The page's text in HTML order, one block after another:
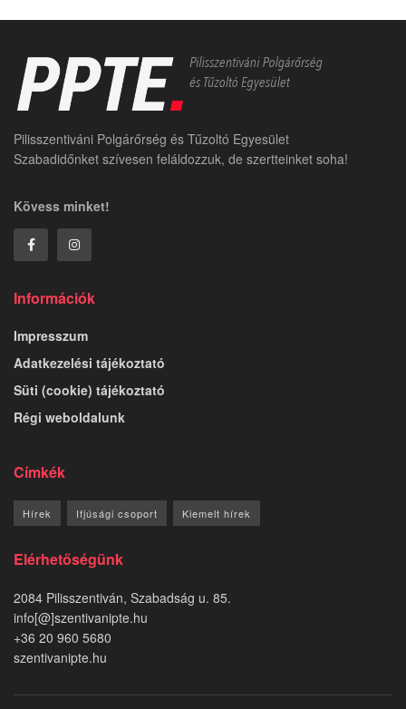
Pilisszentiváni Polgárőrség és Tűzoltó Egyesület
Szabadidőnket szívesen feláldozzuk, de szertteinket soha!
Kövess minket!
Információk
Impresszum
Adatkezelési tájékoztató
Süti (cookie) tájékoztató
Régi weboldalunk
Címkék
Hírek Ifjúsági csoport Kiemelt hírek
Elérhetőségünk
2084 Pilisszentiván, Szabadság u. 85.
info[@]szentivanipte.hu
+36 20 960 5680
szentivanipte.hu